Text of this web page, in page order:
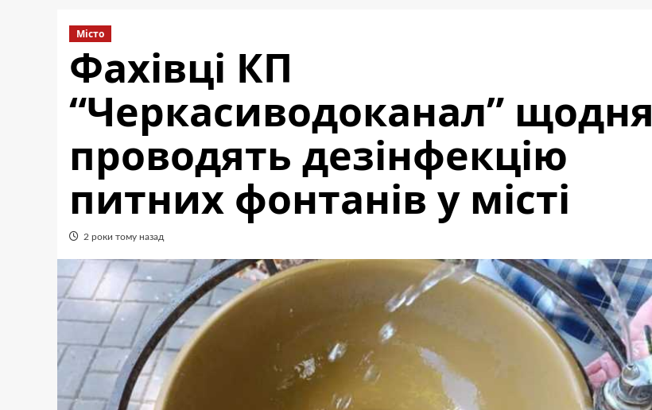
Місто
Фахівці КП
“Черкасиводоканал” щодня
проводять дезінфекцію
питних фонтанів у місті
2 роки тому назад